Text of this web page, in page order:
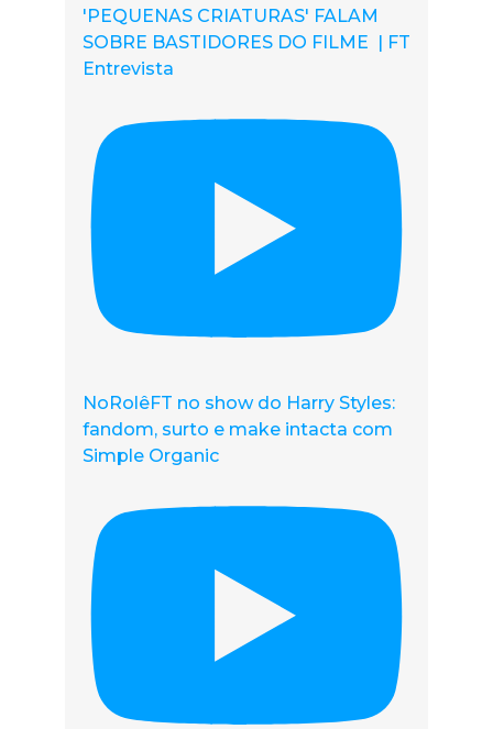
'PEQUENAS CRIATURAS' FALAM
SOBRE BASTIDORES DO FILME | FT
Entrevista
NoRolêFT no show do Harry Styles:
fandom, surto e make intacta com
Simple Organic